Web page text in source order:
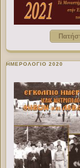
ΗΜΕΡΟΛΟΓΙΟ 2020